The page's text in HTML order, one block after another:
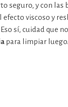
seguro, y con las
viscoso y
sí, cuidad que
para limpiar